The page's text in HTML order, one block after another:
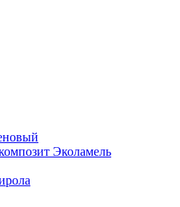
Эколамель